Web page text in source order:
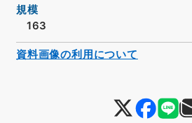
規模
163
資料画像の利用について